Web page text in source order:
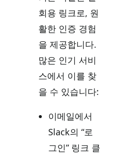
회용 링크로, 원
활한 인증 경험
을 제공합니다.
많은 인기 서비
스에서 이를 찾
을 수 있습니다:
이메일에서
Slack의 “로
그인” 링크 클